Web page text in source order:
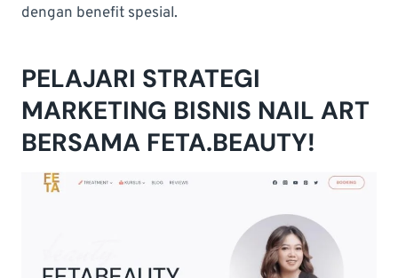
dengan benefit spesial.
PELAJARI STRATEGI
MARKETING BISNIS NAIL ART
BERSAMA FETA.BEAUTY!